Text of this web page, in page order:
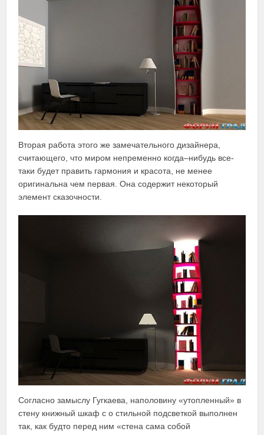
Вторая работа этого же замечательного дизайнера,
считающего, что миром непременно когда–нибудь все-
таки будет править гармония и красота, не менее
оригинальна чем первая. Она содержит некоторый
элемент сказочности.
Согласно замыслу Гугкаева, наполовину «утопленный» в
стену книжный шкаф с о стильной подсветкой выполнен
так, как будто перед ним «стена сама собой